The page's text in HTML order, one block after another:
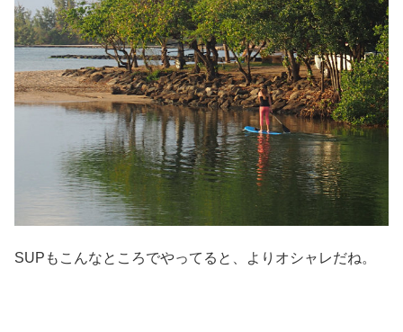
SUPもこんなところでやってると、よりオシャレだね。